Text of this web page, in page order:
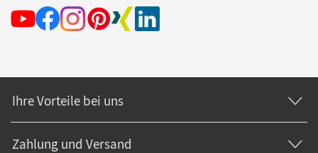
Ihre Vorteile bei uns
Zahlung und Versand